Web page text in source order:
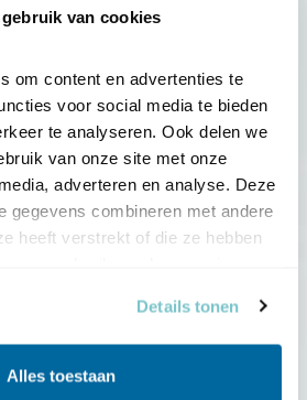
van cookies
om content en advertenties te
voor social media te bieden
te analyseren. Ook delen we
van onze site met onze
adverteren en analyse. Deze
gegevens combineren met andere
heeft verstrekt of die ze hebben
Details tonen
Alles toestaan